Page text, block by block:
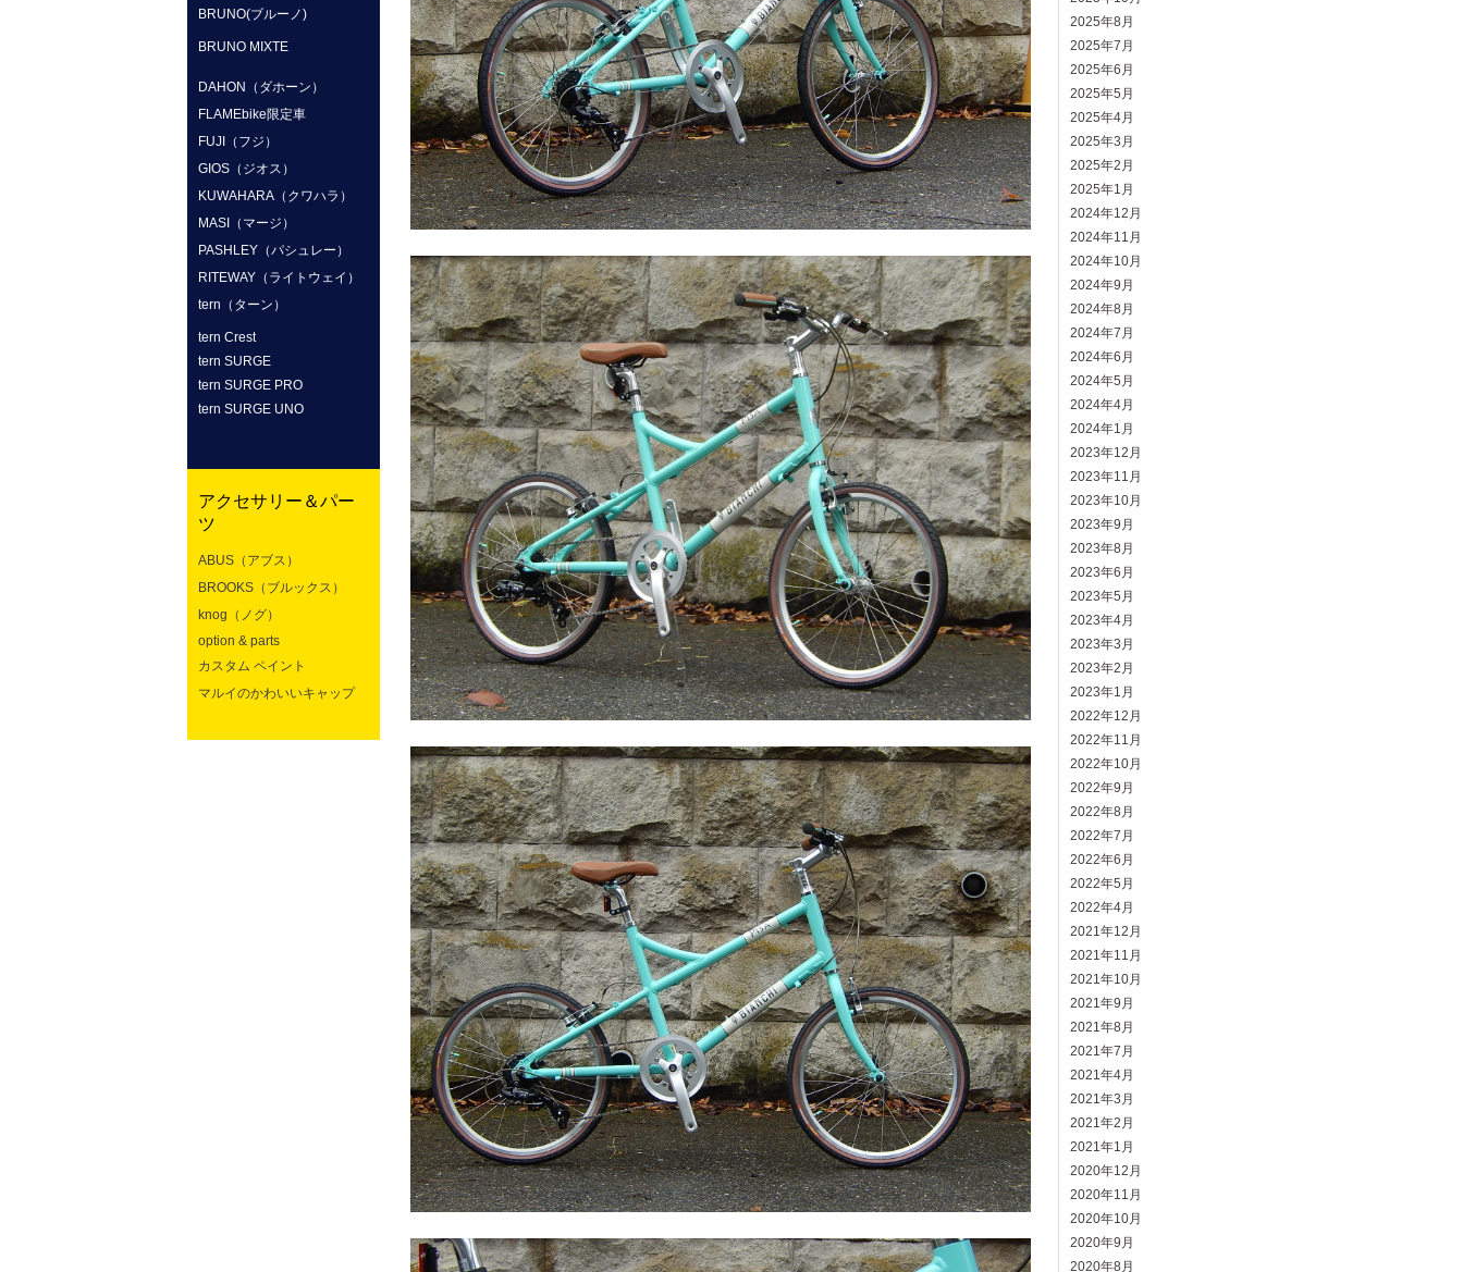
BRUNO(ブルーノ)
BRUNO MIXTE
DAHON（ダホーン）
FLAMEbike限定車
FUJI（フジ）
GIOS（ジオス）
KUWAHARA（クワハラ）
MASI（マージ）
PASHLEY（パシュレー）
RITEWAY（ライトウェイ）
tern（ターン）
tern Crest
tern SURGE
tern SURGE PRO
tern SURGE UNO
アクセサリー＆パー
ツ
ABUS（アブス）
BROOKS（ブルックス）
knog（ノグ）
option & parts
カスタム ペイント
マルイのかわいいキャップ
2025年8月
2025年7月
2025年6月
2025年5月
2025年4月
2025年3月
2025年2月
2025年1月
2024年12月
2024年11月
2024年10月
2024年9月
2024年8月
2024年7月
2024年6月
2024年5月
2024年4月
2024年1月
2023年12月
2023年11月
2023年10月
2023年9月
2023年8月
2023年6月
2023年5月
2023年4月
2023年3月
2023年2月
2023年1月
2022年12月
2022年11月
2022年10月
2022年9月
2022年8月
2022年7月
2022年6月
2022年5月
2022年4月
2021年12月
2021年11月
2021年10月
2021年9月
2021年8月
2021年7月
2021年4月
2021年3月
2021年2月
2021年1月
2020年12月
2020年11月
2020年10月
2020年9月
2020年8月